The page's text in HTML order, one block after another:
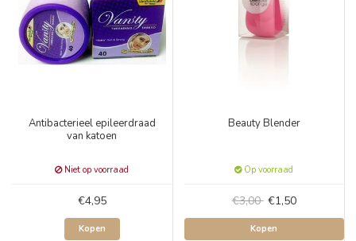
Antibacterieel epileerdraad
van katoen
Niet op voorraad
€4,95
Kopen
Beauty Blender
Op voorraad
€3,00 €1,50
Kopen